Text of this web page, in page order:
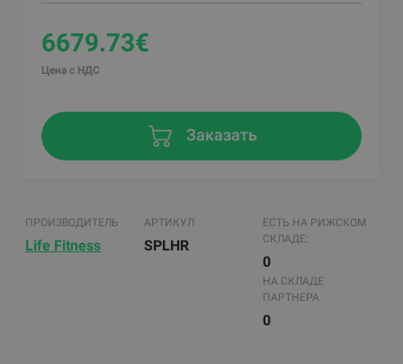
6679.73€
Цена с НДС
Заказать
ПРОИЗВОДИТЕЛЬ
Life Fitness
АРТИКУЛ
SPLHR
ЕСТЬ НА РИЖСКОМ
СКЛАДЕ:
0
НА СКЛАДЕ
ПАРТНЕРА
0